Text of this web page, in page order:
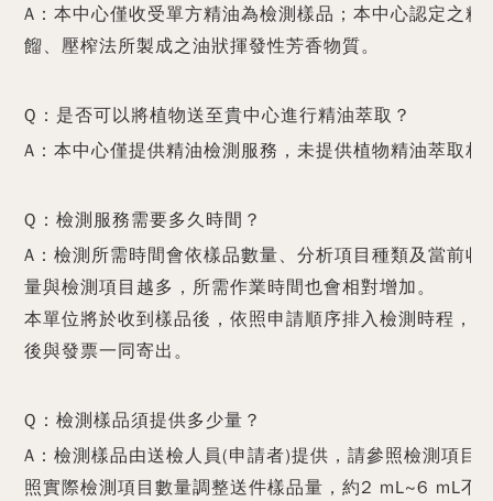
A：本中心僅收受單方精油為檢測樣品；本中心認定之
餾、壓榨法所製成之油狀揮發性芳香物質。
Q：是否可以將植物送至貴中心進行精油萃取？
A：本中心僅提供精油檢測服務，未提供植物精油萃取相
Q：檢測服務需要多久時間？
A：檢測所需時間會依樣品數量、分析項目種類及當前
量與檢測項目越多，所需作業時間也會相對增加。
本單位將於收到樣品後，依照申請順序排入檢測時程，
後與發票一同寄出。
Q：檢測樣品須提供多少量？
A：檢測樣品由送檢人員(申請者)提供，請參照檢測項目
照實際檢測項目數量調整送件樣品量，約2 mL~6 mL不